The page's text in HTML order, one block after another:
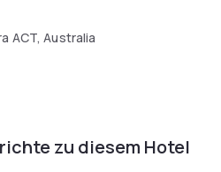
ACT, Australia
zu diesem Hotel